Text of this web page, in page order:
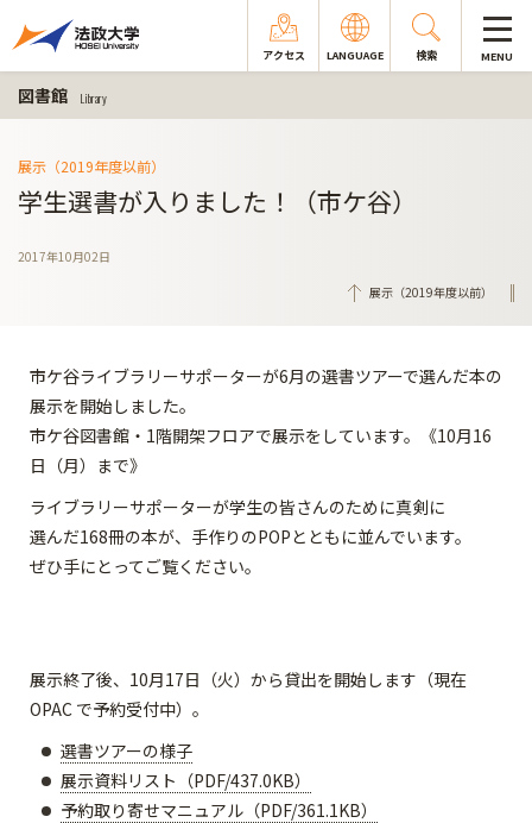
アクセス LANGUAGE 検索 MENU
図書館 Library
展示（2019年度以前）
学生選書が入りました！（市ケ谷）
2017年10月02日
展示（2019年度以前）
市ケ谷ライブラリーサポーターが6月の選書ツアーで選んだ本の
展示を開始しました。
市ケ谷図書館・1階開架フロアで展示をしています。《10月16
日（月）まで》
ライブラリーサポーターが学生の皆さんのために真剣に
選んだ168冊の本が、手作りのPOPとともに並んでいます。
ぜひ手にとってご覧ください。
展示終了後、10月17日（火）から貸出を開始します（現在
OPAC で予約受付中）。
選書ツアーの様子
展示資料リスト（PDF/437.0KB）
予約取り寄せマニュアル（PDF/361.1KB）